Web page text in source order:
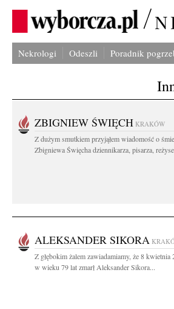
Nekrologi Odeszli Poradnik
ZBIGNIEW ŚWIĘCH KRAKÓW
Z dużym smutkiem przyjąłem wiadomość o
Zbigniewa Święcha dziennikarza, pisarza,
ALEKSANDER SIKORA
Z głębokim żalem zawiadamiamy, że 8 kwietnia
w wieku 79 lat zmarł Aleksander Sikora...